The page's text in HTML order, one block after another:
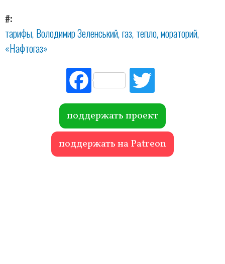
#
тарифы Володимир Зеленський газ тепло мораторий
«Нафтогаз»
Fac
ebo
ok r
поддержать проект
поддержать на Patreon